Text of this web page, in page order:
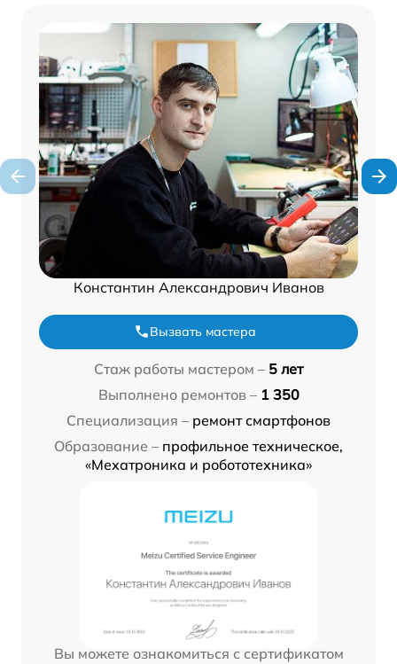
Константин Александрович Иванов
Вызвать мастера
Стаж работы мастером – 5 лет
Выполнено ремонтов – 1 350
Специализация – ремонт смартфонов
Образование – профильное техническое,
«Мехатроника и робототехника»
Вы можете ознакомиться с сертификатом